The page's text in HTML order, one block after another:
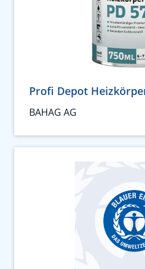
Profi Depot
BAHAG AG